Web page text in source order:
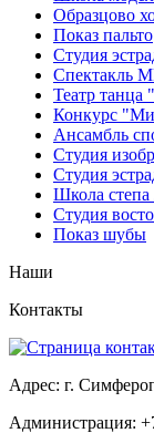
Образцово
Показ пальто
Студия
Спектакль
Театр
Конкурс
Ансамбль
Студия
Студия
Школа
Студия
Показ шубы
Наши
Контакты
Адрес: г.
Администрация: